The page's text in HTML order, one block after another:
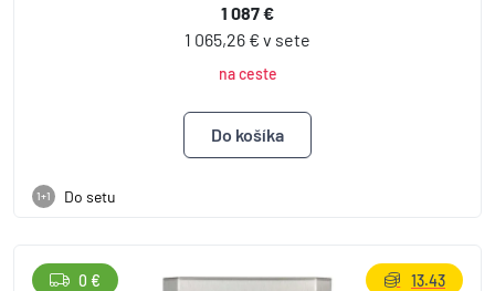
1 087 €
1 065,26 € v sete
na ceste
1+1 Do setu
0 €
13.43